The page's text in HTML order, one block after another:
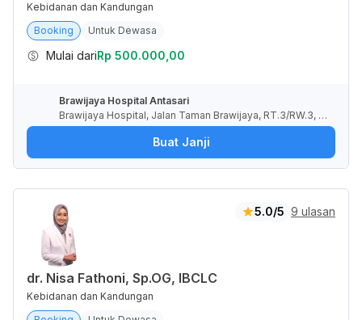
Kebidanan dan Kandungan
Booking
Untuk Dewasa
Mulai dariRp 500.000,00
Brawijaya Hospital Antasari
Brawijaya Hospital, Jalan Taman Brawijaya, RT.3/RW.3, C
ipete Utara, Kota Jakarta Selatan, Daerah Khusus Ibukota
Buat Janji
5.0/5 9 ulasan
dr. Nisa Fathoni, Sp.OG, IBCLC
Kebidanan dan Kandungan